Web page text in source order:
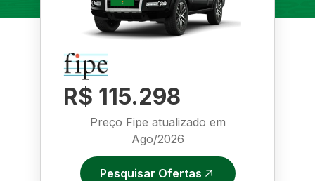
R$ 115.298
Preço Fipe atualizado em
Ago/2026
Pesquisar Ofertas